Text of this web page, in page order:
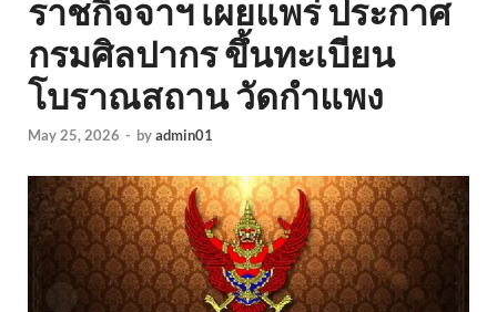
ราชกิจจาฯ เผยแพร่ ประกาศ
กรมศิลปากร ขึ้นทะเบียน
โบราณสถาน วัดกำแพง
May 25, 2026 - byadmin01